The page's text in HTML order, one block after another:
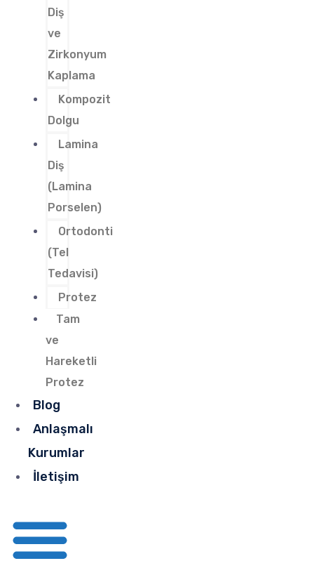
Diş
ve
Zirkonyum
Kaplama
Kompozit
Dolgu
Lamina
Diş
(Lamina
Porselen)
Ortodonti
(Tel
Tedavisi)
Protez
Tam
ve
Hareketli
Protez
Blog
Anlaşmalı
Kurumlar
İletişim